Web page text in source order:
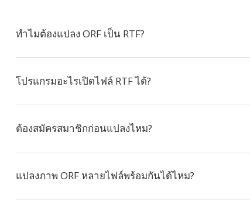
ทำไมต้องแปลง ORF เป็น RTF?
โปรแกรมอะไรเปิดไฟล์ RTF ได้?
ต้องสมัครสมาชิกก่อนแปลงไหม?
แปลงภาพ ORF หลายไฟล์พร้อมกันได้ไหม?